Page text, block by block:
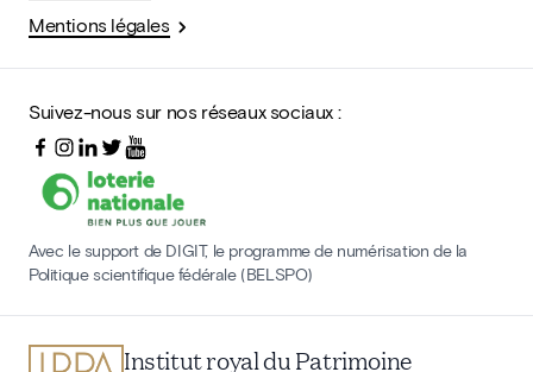
Mentions légales
Suivez-nous sur nos réseaux sociaux :
Avec le support de DIGIT, le programme de numérisation de la
Politique scientifique fédérale (BELSPO)
Institut royal du Patrimoine